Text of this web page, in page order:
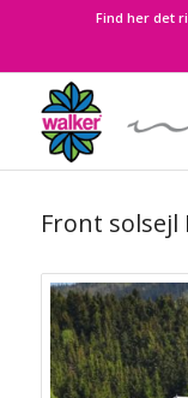
Find her det
Front solsejl